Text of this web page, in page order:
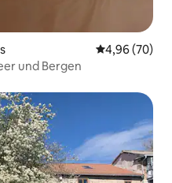
4,96 (70)
und Bergen